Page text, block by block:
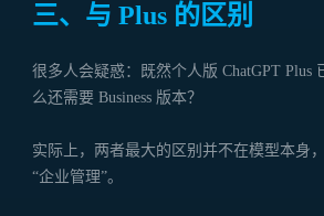
三、与 Plus 的区别
很多人会疑惑：既然个人版 ChatGPT Plus
么还需要 Business 版本？
实际上，两者最大的区别并不在模型本身
“企业管理”。